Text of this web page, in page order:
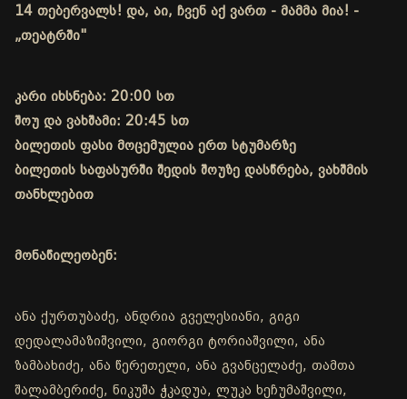
14 თებერვალს! და, აი, ჩვენ აქ ვართ - მამმა მია! -
„თეატრში"
კარი იხსნება: 20:00 სთ
შოუ და ვახშამი: 20:45 სთ
ბილეთის ფასი მოცემულია ერთ სტუმარზე
ბილეთის საფასურში შედის შოუზე დასწრება, ვახშმის
თანხლებით
მონაწილეობენ:
ანა ქურთუბაძე, ანდრია გველესიანი, გიგი
დედალამაზიშვილი, გიორგი ტორიაშვილი, ანა
ზამბახიძე, ანა წერეთელი, ანა გვანცელაძე, თამთა
შალამბერიძე, ნიკუშა ჭკადუა, ლუკა ხეჩუმაშვილი,